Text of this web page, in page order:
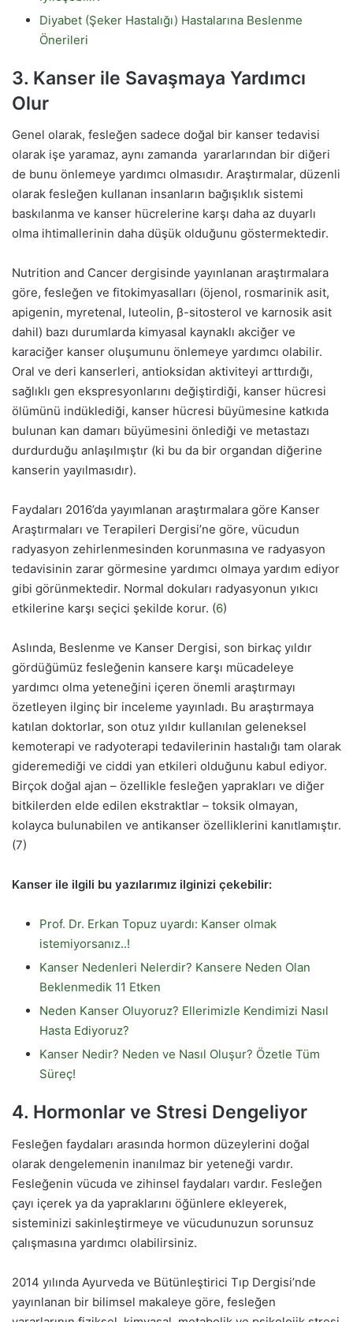
Diyabet (Şeker Hastalığı) Hastalarına Beslenme
Önerileri
3. Kanser ile Savaşmaya Yardımcı
Olur
Genel olarak, fesleğen sadece doğal bir kanser tedavisi
olarak işe yaramaz, aynı zamanda yararlarından bir diğeri
de bunu önlemeye yardımcı olmasıdır. Araştırmalar, düzenli
olarak fesleğen kullanan insanların bağışıklık sistemi
baskılanma ve kanser hücrelerine karşı daha az duyarlı
olma ihtimallerinin daha düşük olduğunu göstermektedir.
Nutrition and Cancer dergisinde yayınlanan araştırmalara
göre, fesleğen ve fitokimyasalları (öjenol, rosmarinik asit,
apigenin, myretenal, luteolin, β-sitosterol ve karnosik asit
dahil) bazı durumlarda kimyasal kaynaklı akciğer ve
karaciğer kanser oluşumunu önlemeye yardımcı olabilir.
Oral ve deri kanserleri, antioksidan aktiviteyi arttırdığı,
sağlıklı gen ekspresyonlarını değiştirdiği, kanser hücresi
ölümünü indüklediği, kanser hücresi büyümesine katkıda
bulunan kan damarı büyümesini önlediği ve metastazı
durdurduğu anlaşılmıştır (ki bu da bir organdan diğerine
kanserin yayılmasıdır).
Faydaları 2016’da yayımlanan araştırmalara göre Kanser
Araştırmaları ve Terapileri Dergisi’ne göre, vücudun
radyasyon zehirlenmesinden korunmasına ve radyasyon
tedavisinin zarar görmesine yardımcı olmaya yardım ediyor
gibi görünmektedir. Normal dokuları radyasyonun yıkıcı
etkilerine karşı seçici şekilde korur. (6)
Aslında, Beslenme ve Kanser Dergisi, son birkaç yıldır
gördüğümüz fesleğenin kansere karşı mücadeleye
yardımcı olma yeteneğini içeren önemli araştırmayı
özetleyen ilginç bir inceleme yayınladı. Bu araştırmaya
katılan doktorlar, son otuz yıldır kullanılan geleneksel
kemoterapi ve radyoterapi tedavilerinin hastalığı tam olarak
gideremediği ve ciddi yan etkileri olduğunu kabul ediyor.
Birçok doğal ajan – özellikle fesleğen yaprakları ve diğer
bitkilerden elde edilen ekstraktlar – toksik olmayan,
kolayca bulunabilen ve antikanser özelliklerini kanıtlamıştır.
(7)
Kanser ile ilgili bu yazılarımız ilginizi çekebilir:
Prof. Dr. Erkan Topuz uyardı: Kanser olmak
istemiyorsanız..!
Kanser Nedenleri Nelerdir? Kansere Neden Olan
Beklenmedik 11 Etken
Neden Kanser Oluyoruz? Ellerimizle Kendimizi Nasıl
Hasta Ediyoruz?
Kanser Nedir? Neden ve Nasıl Oluşur? Özetle Tüm
Süreç!
4. Hormonlar ve Stresi Dengeliyor
Fesleğen faydaları arasında hormon düzeylerini doğal
olarak dengelemenin inanılmaz bir yeteneği vardır.
Fesleğenin vücuda ve zihinsel faydaları vardır. Fesleğen
çayı içerek ya da yapraklarını öğünlere ekleyerek,
sisteminizi sakinleştirmeye ve vücudunuzun sorunsuz
çalışmasına yardımcı olabilirsiniz.
2014 yılında Ayurveda ve Bütünleştirici Tıp Dergisi’nde
yayınlanan bir bilimsel makaleye göre, fesleğen